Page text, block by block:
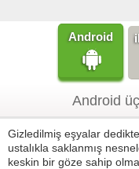
Android
Android
Gizledilmiş eşyalar
ustalıkla saklanmış
keskin bir göze sahip